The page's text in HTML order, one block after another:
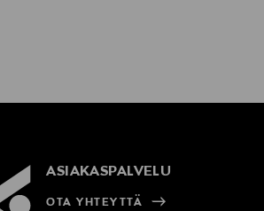
ASIAKASPALVELU
OTA YHTEYTTÄ